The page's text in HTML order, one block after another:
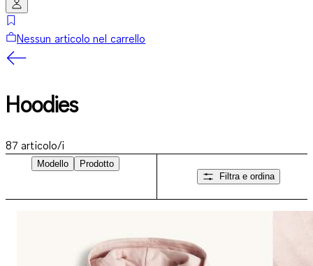
Nessun articolo nel carrello
Hoodies
87 articolo/i
Modello
Prodotto
Filtra e ordina